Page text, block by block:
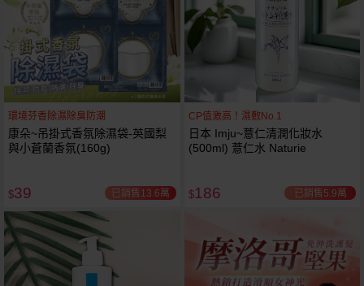
環境芬香除濕除臭防潮
康朵~吊掛式香氛除濕袋-英國梨
與小蒼蘭香氛(160g)
$39 已銷售13.6萬
CP值激高！濕敷No.1
日本 Imju~薏仁清潤化妝水
(500ml) 薏仁水 Naturie
$186 已銷售5.9萬